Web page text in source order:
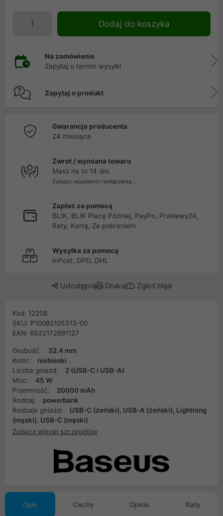
Dodaj do koszyka
Na zamówienie
Zapytaj o termin wysyłki
Zapytaj o produkt
Gwarancja producenta
24 miesiące
Zwrot / wymiana towaru
Masz na to 14 dni.
Zobacz regulamin i wyłączenia...
Zapłać za pomocą
BLIK, BLIK Płacę Później, PayPo, Przelewy24,
Raty, Kartą, Za pobraniem
Wysyłka za pomocą
InPost, DPD, DHL
Udostępnij Drukuj Zgłoś błąd
Kod: 12208
SKU: P10082105313-00
EAN: 6932172691127
Grubość:
32.4 mm
Kolor:
niebieski
Liczba gniazd:
2 (USB-C i USB-A)
Moc:
45 W
Pojemność:
20000 mAh
Rodzaj:
powerbank
Rodzaje gniazd:
USB-C (żeński), USB-A (żeński), Lightning
(męski), USB-C (męski)
Zobacz więcej szczegółów
Opis Cechy Opinie Raty